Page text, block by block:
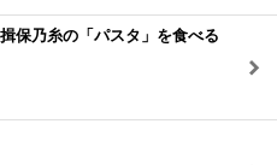
保乃糸の「パスタ」を食べる